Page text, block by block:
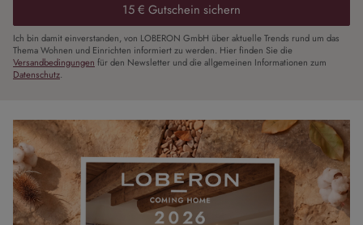
15 € Gutschein sichern
Ich bin damit einverstanden, von LOBERON GmbH über aktuelle Trends rund um das
Thema Wohnen und Einrichten informiert zu werden. Hier finden Sie die
Versandbedingungen für den Newsletter und die allgemeinen Informationen zum
Datenschutz.